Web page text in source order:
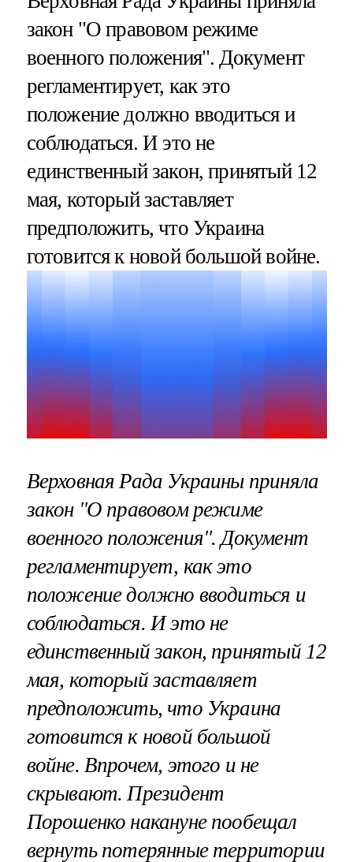
закон "О правовом режиме
военного положения". Документ
регламентирует, как это
положение должно вводиться и
соблюдаться. И это не
единственный закон, принятый 12
мая, который заставляет
предположить, что Украина
готовится к новой большой войне.
Верховная Рада Украины приняла
закон "О правовом режиме
военного положения". Документ
регламентирует, как это
положение должно вводиться и
соблюдаться. И это не
единственный закон, принятый 12
мая, который заставляет
предположить, что Украина
готовится к новой большой
войне. Впрочем, этого и не
скрывают. Президент
Порошенко накануне пообещал
вернуть потерянные территории